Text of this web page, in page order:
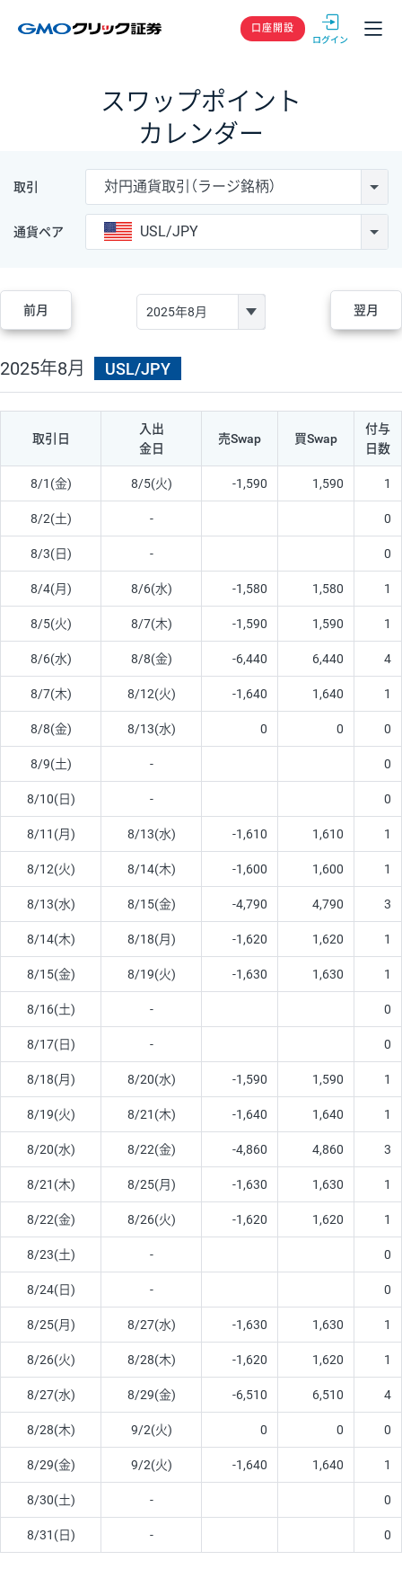
GMOクリック
口座開設
スワップポイント
カレンダー
取引 対円通貨取引（ラージ銘柄）
通貨ペア USL/JPY
前月 翌月
2025年8月 USL/JPY
取引日
入出
金日
売Swap 買Swap
付与
日数
8/1(金) 8/5(火) -1,590 1,590 1
8/2(土) - 0
8/3(日) - 0
8/4(月) 8/6(水) -1,580 1,580 1
8/5(火) 8/7(木) -1,590 1,590 1
8/6(水) 8/8(金) -6,440 6,440 4
8/7(木) 8/12(火) -1,640 1,640 1
8/8(金) 8/13(水) 0 0 0
8/9(土) - 0
8/10(日) - 0
8/11(月) 8/13(水) -1,610 1,610 1
8/12(火) 8/14(木) -1,600 1,600 1
8/13(水) 8/15(金) -4,790 4,790 3
8/14(木) 8/18(月) -1,620 1,620 1
8/15(金) 8/19(火) -1,630 1,630 1
8/16(土) - 0
8/17(日) - 0
8/18(月) 8/20(水) -1,590 1,590 1
8/19(火) 8/21(木) -1,640 1,640 1
8/20(水) 8/22(金) -4,860 4,860 3
8/21(木) 8/25(月) -1,630 1,630 1
8/22(金) 8/26(火) -1,620 1,620 1
8/23(土) - 0
8/24(日) - 0
8/25(月) 8/27(水) -1,630 1,630 1
8/26(火) 8/28(木) -1,620 1,620 1
8/27(水) 8/29(金) -6,510 6,510 4
8/28(木) 9/2(火) 0 0 0
8/29(金) 9/2(火) -1,640 1,640 1
8/30(土) - 0
8/31(日) - 0